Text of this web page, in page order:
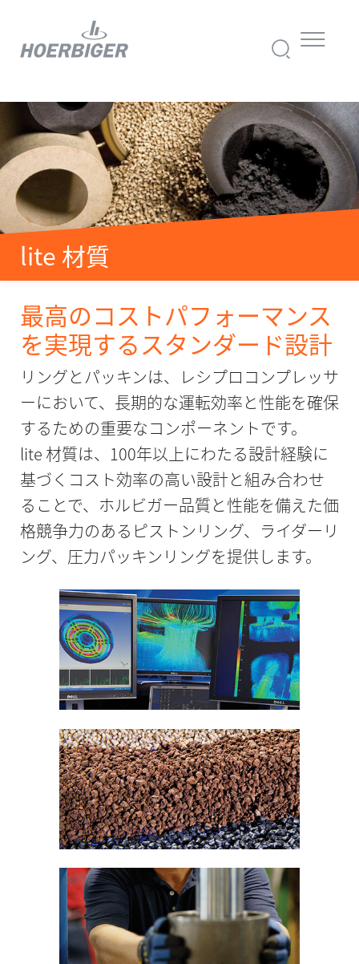
lite 材質
最高のコストパフォーマンス
を実現するスタンダード設計
リングとパッキンは、レシプロコンプレッサ
ーにおいて、長期的な運転効率と性能を確保
するための重要なコンポーネントです。
lite 材質は、100年以上にわたる設計経験に
基づくコスト効率の高い設計と組み合わせ
ることで、ホルビガー品質と性能を備えた価
格競争力のあるピストンリング、ライダーリ
ング、圧力パッキンリングを提供します。